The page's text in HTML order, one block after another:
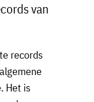
van
records
Het is